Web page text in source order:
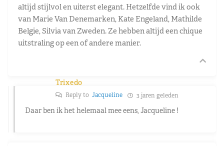
altijd stijlvol en uiterst elegant. Hetzelfde vind ik ook
van Marie Van Denemarken, Kate Engeland, Mathilde
Belgie, Silvia van Zweden. Ze hebben altijd een chique
uitstraling op een of andere manier.
Trixedo
Reply to Jacqueline 3 jaren geleden
Daar ben ik het helemaal mee eens, Jacqueline !